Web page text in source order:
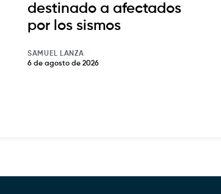
destinado a afectados
por los sismos
SAMUEL LANZA
6 de agosto de 2026